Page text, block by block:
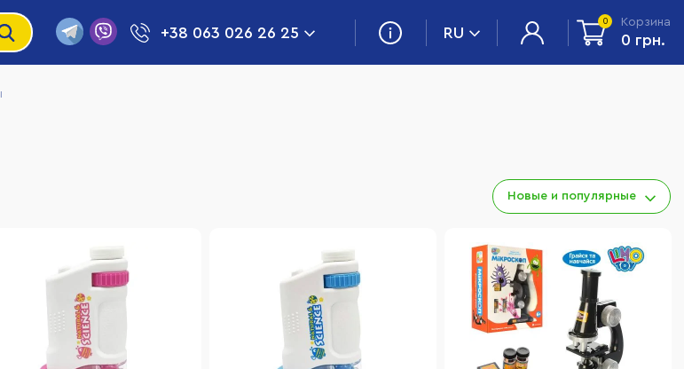
+38 063 026 26 25 RU
0 Корзина
0 грн.
Новые и популярные